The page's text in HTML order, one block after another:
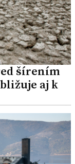
šírením
aj k